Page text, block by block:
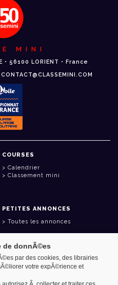
MINI
• 56100 LORIENT • France
COURSES
Calendrier
Classement mini
PETITES ANNONCES
Toutes les annonces
de donnÃ©es
par des cookies, des librairies
votre expÃ©rience et